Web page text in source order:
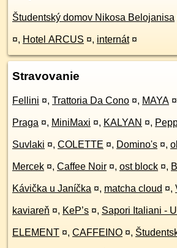
Študentský domov Nikosa Belojanisa
¤, Hotel ARCUS ¤, internát ¤
Stravovanie
Fellini ¤, Trattoria Da Cono ¤, MAYA ¤
Praga ¤, MiniMaxi ¤, KALYAN ¤,
Suvlaki ¤, COLETTE ¤, Domino's ¤,
Mercek ¤, Caffee Noir ¤, ost block ¤,
Kávička u Janíčka ¤, matcha cloud ¤,
kaviareň ¤, KeP’s ¤, Sapori Italiani -
ELEMENT ¤, CAFFEINO ¤,